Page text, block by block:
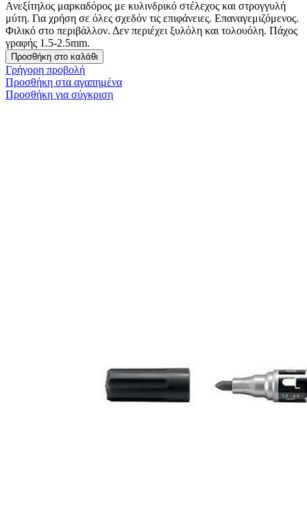
Ανεξίτηλος μαρκαδόρος με κυλινδρικό στέλεχος και στρογγυλή
μύτη. Για χρήση σε όλες σχεδόν τις επιφάνειες. Επαναγεμιζόμενος.
Φιλικό στο περιβάλλον. Δεν περιέχει ξυλόλη και τολουόλη. Πάχος
γραφής 1.5-2.5mm.
Προσθήκη στο καλάθι
Γρήγορη προβολή
Προσθήκη στα αγαπημένα
Προσθήκη για σύγκριση